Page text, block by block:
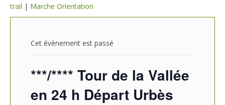
trail | Marche Orientation
Cet évènement est passé
***/**** Tour de la Vallée
en 24 h Départ Urbès